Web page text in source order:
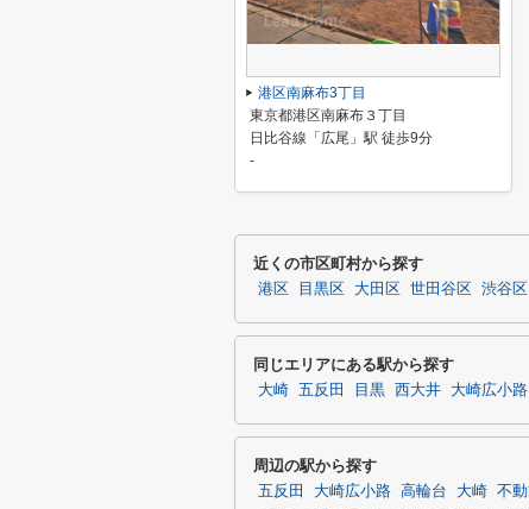
港区南麻布3丁目
東京都港区南麻布３丁目
日比谷線「広尾」駅 徒歩9分
-
近くの市区町村から探す
港区 目黒区 大田区 世田谷区 渋谷区
同じエリアにある駅から探す
大崎 五反田 目黒 西大井 大崎広小路
周辺の駅から探す
五反田 大崎広小路 高輪台 大崎 不